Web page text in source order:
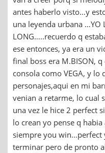
antes haberlo visto…y
una leyenda urbana …YO
LONG…..recuerdo q
ese entonces, ya era un
final boss era M.BISON,
consola como VEGA, y
personajes,aqui en mi
venian a retarme, lo cual
una vez le hice 2 perfect
lo crean yo pense q
siempre you win…perfect
terminar pero de pronto